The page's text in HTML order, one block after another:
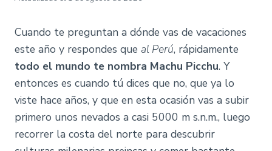
Cuando te preguntan a dónde vas de vacaciones
este año y respondes que al Perú, rápidamente
todo el mundo te nombra Machu Picchu. Y
entonces es cuando tú dices que no, que ya lo
viste hace años, y que en esta ocasión vas a subir
primero unos nevados a casi 5000 m s.n.m., luego
recorrer la costa del norte para descubrir